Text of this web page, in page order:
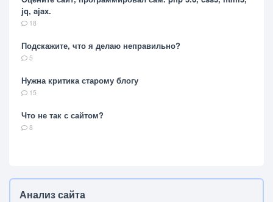
jq, ajax.
18
Подскажите, что я делаю неправильно?
5
Нужна критика старому блогу
15
Что не так с сайтом?
8
Анализ сайта